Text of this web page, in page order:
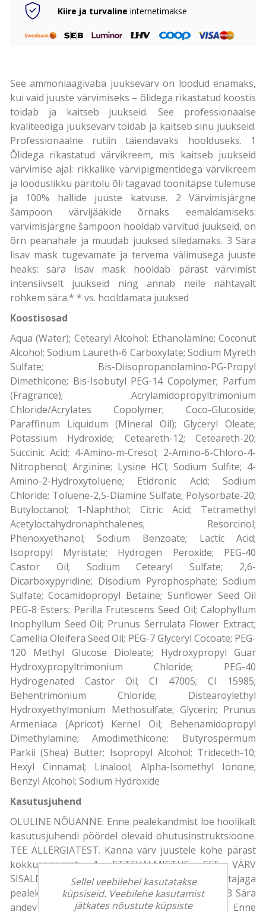
Kiire ja turvaline internetimakse
See ammoniaagivaba juuksevärv on loodud enamaks,
kui vaid juuste värvimiseks – õlidega rikastatud koostis
toidab ja kaitseb juukseid. See professionaalse
kvaliteediga juuksevärv toidab ja kaitseb sinu juukseid.
Professionaalne rutiin täiendavaks hoolduseks. 1
Õlidega rikastatud värvikreem, mis kaitseb juukseid
värvimise ajal: rikkalike värvipigmentidega värvikreem
ja looduslikku päritolu õli tagavad toonitäpse tulemuse
ja 100% hallide juuste katvuse. 2 Värvimisjärgne
šampoon värvijääkide õrnaks eemaldamiseks:
värvimisjärgne šampoon hooldab värvitud juukseid, on
õrn peanahale ja muudab juuksed siledamaks. 3 Sära
lisav mask tugevamate ja tervema välimusega juuste
heaks: sära lisav mask hooldab pärast värvimist
intensiivselt juukseid ning annab neile nähtavalt
rohkem sära.* * vs. hooldamata juuksed
Koostisosad
Aqua (Water); Cetearyl Alcohol; Ethanolamine; Coconut
Alcohol; Sodium Laureth-6 Carboxylate; Sodium Myreth
Sulfate; Bis-Diisopropanolamino-PG-Propyl
Dimethicone; Bis-Isobutyl PEG-14 Copolymer; Parfum
(Fragrance); Acrylamidopropyltrimonium
Chloride/Acrylates Copolymer; Coco-Glucoside;
Paraffinum Liquidum (Mineral Oil); Glyceryl Oleate;
Potassium Hydroxide; Ceteareth-12; Ceteareth-20;
Succinic Acid; 4-Amino-m-Cresol; 2-Amino-6-Chloro-4-
Nitrophenol; Arginine; Lysine HCl; Sodium Sulfite; 4-
Amino-2-Hydroxytoluene; Etidronic Acid; Sodium
Chloride; Toluene-2,5-Diamine Sulfate; Polysorbate-20;
Butyloctanol; 1-Naphthol; Citric Acid; Tetramethyl
Acetyloctahydronaphthalenes; Resorcinol;
Phenoxyethanol; Sodium Benzoate; Lactic Acid;
Isopropyl Myristate; Hydrogen Peroxide; PEG-40
Castor Oil; Sodium Cetearyl Sulfate; 2,6-
Dicarboxypyridine; Disodium Pyrophosphate; Sodium
Sulfate; Cocamidopropyl Betaine; Sunflower Seed Oil
PEG-8 Esters; Perilla Frutescens Seed Oil; Calophyllum
Inophyllum Seed Oil; Prunus Serrulata Flower Extract;
Camellia Oleifera Seed Oil; PEG-7 Glyceryl Cocoate; PEG-
120 Methyl Glucose Dioleate; Hydroxypropyl Guar
Hydroxypropyltrimonium Chloride; PEG-40
Hydrogenated Castor Oil; CI 47005; CI 15985;
Behentrimonium Chloride; Distearoylethyl
Hydroxyethylmonium Methosulfate; Glycerin; Prunus
Armeniaca (Apricot) Kernel Oil; Behenamidopropyl
Dimethylamine; Amodimethicone; Butyrospermum
Parkii (Shea) Butter; Isopropyl Alcohol; Trideceth-10;
Hexyl Cinnamal; Linalool; Alpha-Isomethyl Ionone;
Benzyl Alcohol; Sodium Hydroxide
Kasutusjuhend
OLULINE NÕUANNE: Enne pealekandmist loe hoolikalt
kasutusjuhendi pöördel olevaid ohutusinstruktsioone.
TEE ALLERGIATEST. Kanna värv juustele kohe pärast
kokkusegamist. 1 ETTEVALMISTUS SEE VÄRV
SISALDAB: 1a Tuub värvikreemi 1b Kinnitajaga
pealekandmispudel 2 Värvimisjärgne šampoon 3 Sära
andev mask 4 Paar kaitsekindaid 2 SEGAMINE Enne
Sellel veebilehel kasutatakse
küpsiseid. Veebilehe kasutamist
jätkates nõustute küpsiste